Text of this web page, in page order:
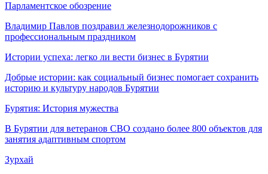
Парламентское обозрение
Владимир Павлов поздравил железнодорожников с
профессиональным праздником
Истории успеха: легко ли вести бизнес в Бурятии
Добрые истории: как социальный бизнес помогает сохранить
историю и культуру народов Бурятии
Бурятия: История мужества
В Бурятии для ветеранов СВО создано более 800 объектов для
занятия адаптивным спортом
Зурхай